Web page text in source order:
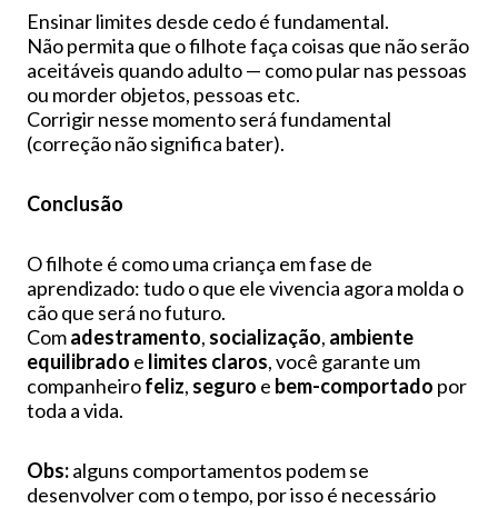
Ensinar limites desde cedo é fundamental.
Não permita que o filhote faça coisas que não serão
aceitáveis quando adulto — como pular nas pessoas
ou morder objetos, pessoas etc.
Corrigir nesse momento será fundamental
(correção não significa bater).
Conclusão
O filhote é como uma criança em fase de
aprendizado: tudo o que ele vivencia agora molda o
cão que será no futuro.
Comadestramento, socialização, ambiente
equilibrado e limites claros, você garante um
companheirofeliz, seguro e bem-comportado por
toda a vida.
Obs:alguns comportamentos podem se
desenvolver com o tempo, por isso é necessário